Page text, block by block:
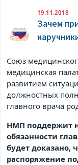
19.11.2018
Зачем
Союз
медицинская
развитием
должностных
главного врача
НМП поддержит
обязанности
будет доказано,
распоряжение